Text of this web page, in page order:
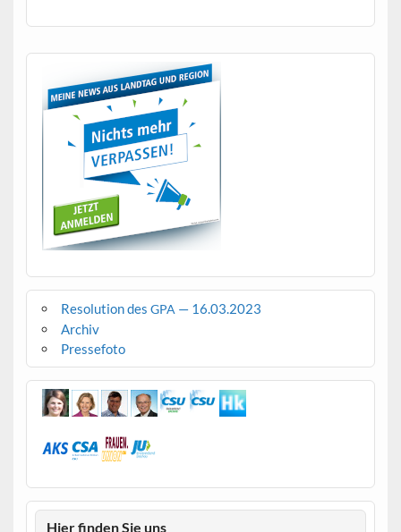
Resolution des GPA — 16.03.2023
Archiv
Pressefoto
Hier finden Sie uns